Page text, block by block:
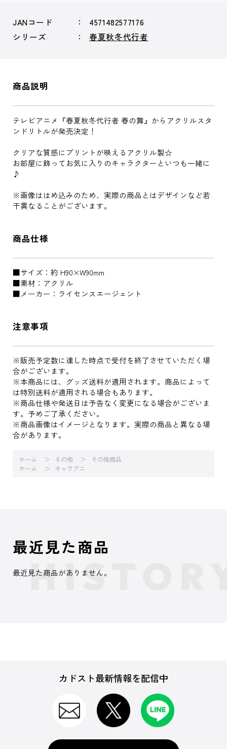
JANコード
4571482577176
シリーズ
春夏秋冬代行者
商品説明
テレビアニメ『春夏秋冬代行者 春の舞』からアクリルスタ
ンドリトルが発売決定！
クリアな質感にプリントが映えるアクリル製☆
お部屋に飾ってお気に入りのキャラクターといつも一緒に
♪
※画像ははめ込みのため、実際の商品とはデザインなど若
干異なることがございます。
商品仕様
■サイズ：約 H90×W90mm
■素材：アクリル
■メーカー：ライセンスエージェント
注意事項
※販売予定数に達した時点で受付を終了させていただく場
合がございます。
※本商品には、グッズ送料が適用されます。商品によって
は特別送料が適用される場合もあります。
※商品仕様や発送日は予告なく変更になる場合がございま
す。予めご了承ください。
※商品画像はイメージとなります。実際の商品と異なる場
合があります。
ホーム その他
その他商品
ホーム
キャラアニ
最近見た商品
最近見た商品がありません。
カドスト最新情報を配信中